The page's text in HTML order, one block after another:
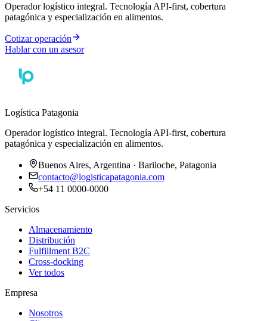
Operador logístico integral. Tecnología API-first, cobertura
patagónica y especialización en alimentos.
Cotizar operación
Hablar con un asesor
Logística Patagonia
Operador logístico integral. Tecnología API-first, cobertura
patagónica y especialización en alimentos.
Buenos Aires, Argentina · Bariloche, Patagonia
contacto@logisticapatagonia.com
+54 11 0000-0000
Servicios
Almacenamiento
Distribución
Fulfillment B2C
Cross-docking
Ver todos
Empresa
Nosotros